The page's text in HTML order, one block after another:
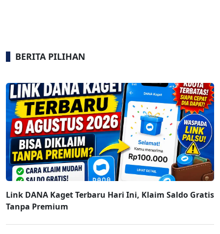
BERITA PILIHAN
Link DANA Kaget Terbaru Hari Ini, Klaim Saldo Gratis
Tanpa Premium